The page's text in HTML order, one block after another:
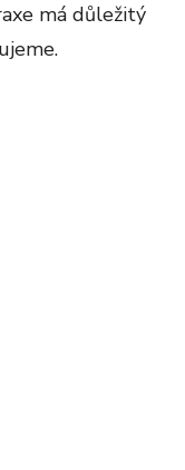
má důležitý